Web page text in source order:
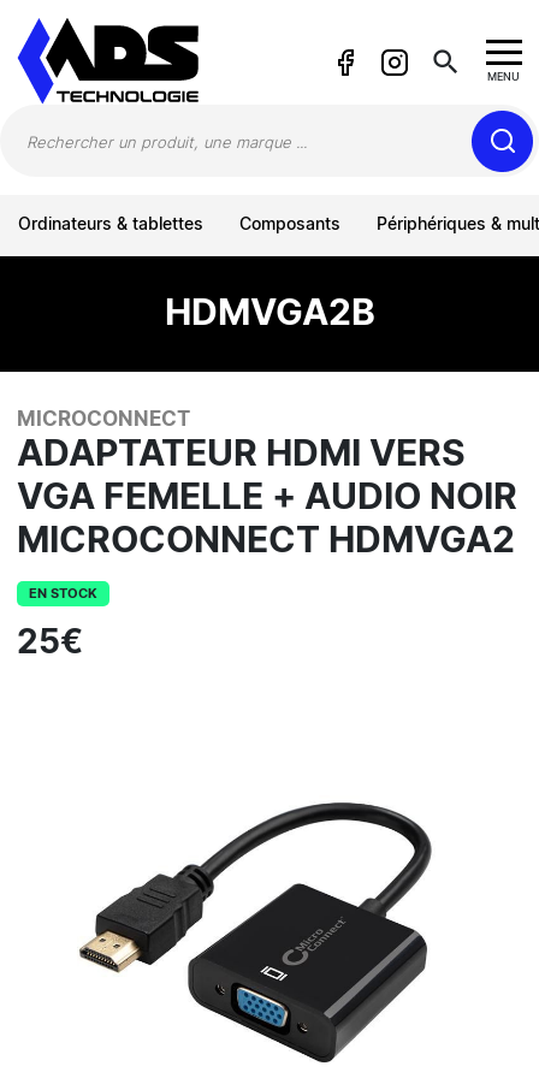
search MENU
Ordinateurs & tablettes Composants Périphériques &
HDMVGA2B
MICROCONNECT
ADAPTATEUR HDMI VERS
VGA FEMELLE + AUDIO NOIR
MICROCONNECT HDMVGA2
EN STOCK
25€